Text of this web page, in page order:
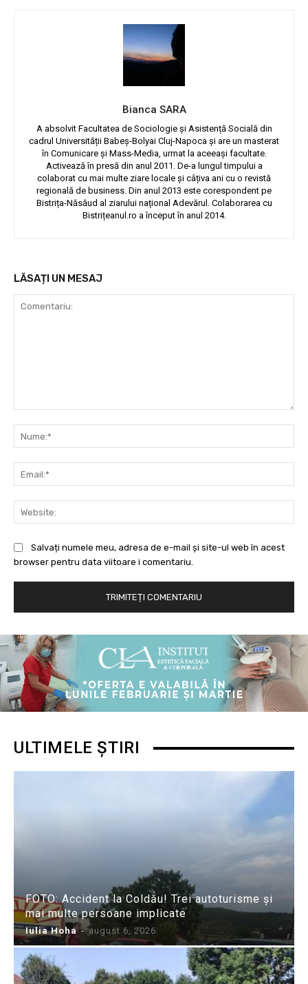
Bianca SARA
A absolvit Facultatea de Sociologie și Asistență Socială din
cadrul Universității Babeș-Bolyai Cluj-Napoca și are un masterat
în Comunicare și Mass-Media, urmat la aceeași facultate.
Activează în presă din anul 2011. De-a lungul timpului a
colaborat cu mai multe ziare locale și câțiva ani cu o revistă
regională de business. Din anul 2013 este corespondent pe
Bistrița-Năsăud al ziarului național Adevărul. Colaborarea cu
Bistrițeanul.ro a început în anul 2014.
LĂSAȚI UN MESAJ
Salvați numele meu, adresa de e-mail și site-ul web în acest
browser pentru data viitoare i comentariu.
ULTIMELE ȘTIRI
FOTO: Accident la Coldău! Trei autoturisme și
mai multe persoane implicate
Iulia Hoha - august 6, 2026